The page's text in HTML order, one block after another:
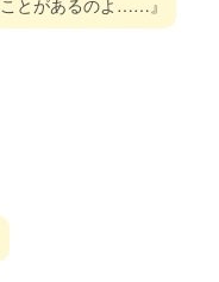
とがあるのよ……』